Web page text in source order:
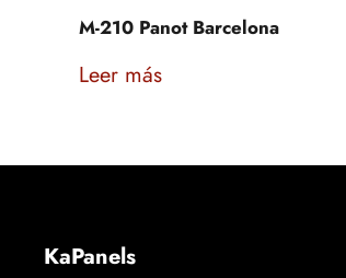
M-210 Panot Barcelona
Leer más
KaPanels